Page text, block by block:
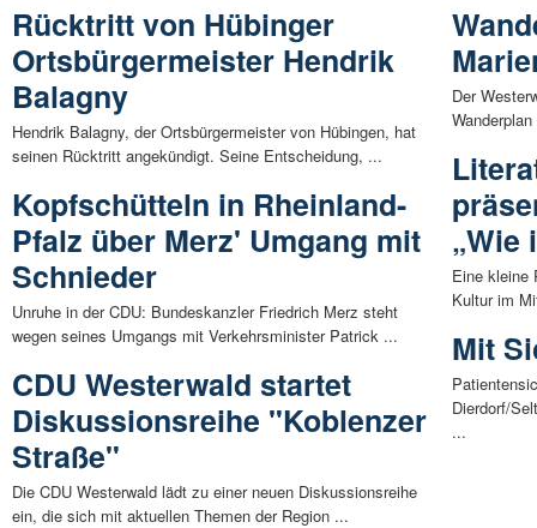
Rücktritt von Hübinger
Ortsbürgermeister Hendrik
Balagny
Hendrik Balagny, der Ortsbürgermeister von Hübingen, hat
seinen Rücktritt angekündigt. Seine Entscheidung, ...
Kopfschütteln in Rheinland-
Pfalz über Merz' Umgang mit
Schnieder
Unruhe in der CDU: Bundeskanzler Friedrich Merz steht
wegen seines Umgangs mit Verkehrsminister Patrick ...
CDU Westerwald startet
Diskussionsreihe "Koblenzer
Straße"
Die CDU Westerwald lädt zu einer neuen Diskussionsreihe
ein, die sich mit aktuellen Themen der Region ...
Der
„Wie
Eine kleine
Kultur im
Mit
Dierdorf/
...